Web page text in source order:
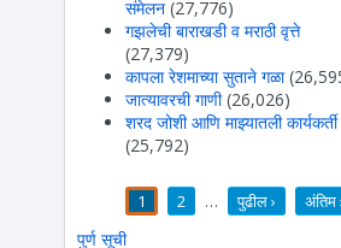
संमेलन (27,776)
गझलेची बाराखडी व मराठी वृत्ते
(27,379)
कापला रेशमाच्या सुताने गळा
जात्यावरची गाणी (26,026)
शरद जोशी आणि माझ्यातली कार्यकर्ती
(25,792)
1 2 … पुढील › अंतिम
पुर्ण सूची